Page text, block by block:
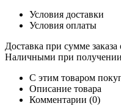
Условия доставки
Условия оплаты
Доставка при сумме заказа
Наличными при получении
С этим товаром
Описание товара
Комментарии (0)